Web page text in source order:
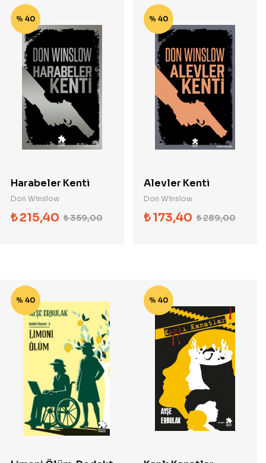
% 40
Harabeler Kenti
Don Winslow
₺359,00
₺215,40
% 40
Alevler Kenti
Don Winslow
₺289,00
₺173,40
% 40 % 40